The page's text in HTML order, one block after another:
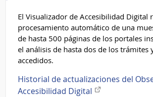
El Visualizador de Accesibilidad Digital
procesamiento automático de una
de hasta 500 páginas de los portales
el análisis de hasta dos de los trámites
accedidos.
Historial de actualizaciones del
Accesibilidad Digital Enlace